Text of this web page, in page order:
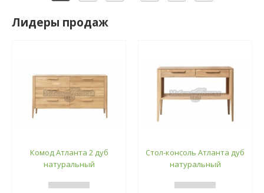
Лидеры продаж
Комод Атланта 2 дуб
натуральный
Стол-консоль Атланта дуб
натуральный